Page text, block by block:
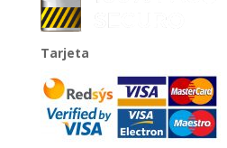
Tarjeta